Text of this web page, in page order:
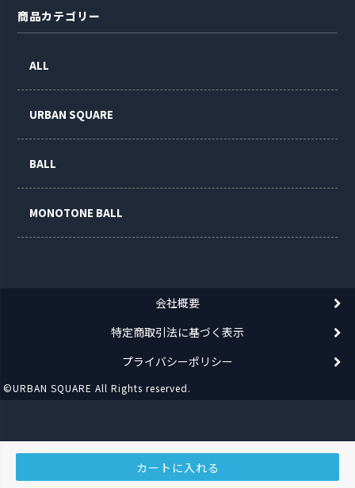
カートに入れる
商品カテゴリー
ALL
URBAN SQUARE
BALL
MONOTONE BALL
会社概要
特定商取引法に基づく表示
プライバシーポリシー
©URBAN SQUARE All Rights reserved.